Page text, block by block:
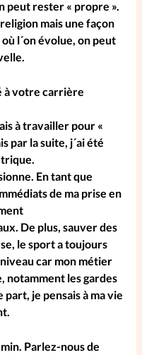
peut rester « propre ».
mais une façon
l´on évolue, on peut
à votre carrière
à travailler pour «
par la suite, j´ai été
En tant que
de ma prise en
De plus, sauver des
le sport a toujours
car mon métier
notamment les gardes
je pensais à ma vie
Parlez-nous de